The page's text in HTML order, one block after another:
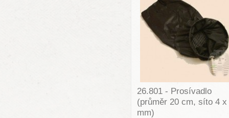
26.801 - Prosívadlo
(průměr 20 cm, síto 4 x
mm)